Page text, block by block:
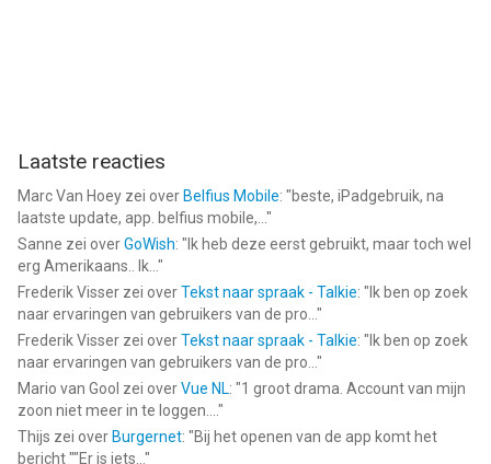
Laatste reacties
Marc Van Hoey zei over Belfius Mobile: "beste, iPadgebruik, na
laatste update, app. belfius mobile,... "
Sanne zei overGoWish: " Ik heb deze eerst gebruikt, maar toch wel
erg Amerikaans.. Ik... "
Frederik Visser zei overTekst naar spraak - Talkie: " Ik ben op zoek
naar ervaringen van gebruikers van de pro... "
Frederik Visser zei overTekst naar spraak - Talkie: " Ik ben op zoek
naar ervaringen van gebruikers van de pro... "
Mario van Gool zei overVue NL: "1 groot drama. Account van mijn
zoon niet meer in te loggen.... "
Thijs zei over Burgernet: "Bij het openen van de app komt het
bericht ""Er is iets... "